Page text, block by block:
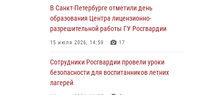
пострадавшим
03 августа 2026, 14:15 3 1
Росгвардейцы приняли участие в Большом
03 августа 2026, 13:26 5
В Ленинградской области сотрудники
Росгвардии обнаружили пропавшего
В Санкт-Петербурге отметили день
образования Центра лицензионно-
разрешительной работы ГУ Росгвардии
15 июля 2026, 14:59 17
Сотрудники Росгвардии провели уроки
безопасности для воспитанников летних
лагерей